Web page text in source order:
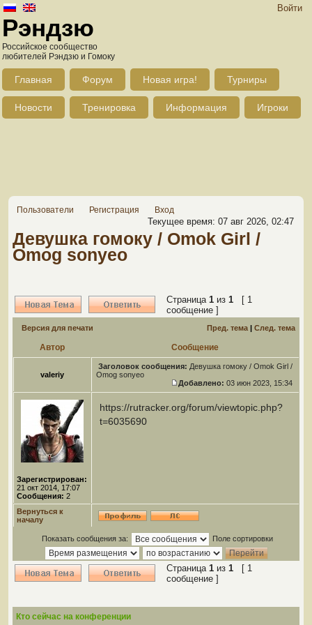
Войти
Рэндзю
Российское сообщество
любителей Рэндзю и Гомоку
Главная Форум Новая игра! Турниры
Новости Тренировка Информация Игроки
Пользователи Регистрация Вход
Текущее время: 07 авг 2026, 02:47
Девушка гомоку / Omok Girl /
Omog sonyeo
Страница 1 из 1 [ 1
сообщение ]
Версия для печати Пред. тема | След. тема
Автор Сообщение
valeriy
Заголовок сообщения: Девушка гомоку / Omok Girl /
Omog sonyeo
Добавлено: 03 июн 2023, 15:34
Зарегистрирован:
21 окт 2014, 17:07
Сообщения: 2
https://rutracker.org/forum/viewtopic.php?
t=6035690
Вернуться к
началу
Показать сообщения за: Поле сортировки
Страница 1 из 1 [ 1
сообщение ]
Кто сейчас на конференции